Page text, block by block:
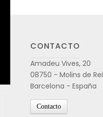
CONTACTO
Amadeu Vives, 20
08750 - Molins de Rei
Barcelona - España
Contacto